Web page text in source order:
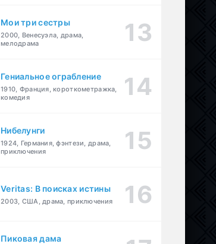
Мои три сестры
2000, Венесуэла, драма,
мелодрама
Гениальное ограбление
1910, Франция, короткометражка,
комедия
Нибелунги
1924, Германия, фэнтези, драма,
приключения
Veritas: В поисках истины
2003, США, драма, приключения
Пиковая дама